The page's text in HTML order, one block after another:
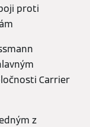
proti
Carrier
z